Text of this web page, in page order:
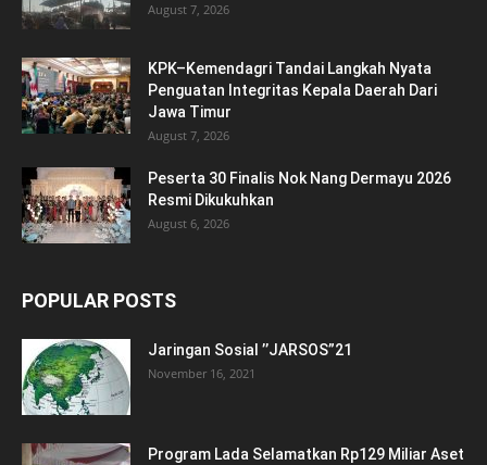
August 7, 2026
KPK–Kemendagri Tandai Langkah Nyata
Penguatan Integritas Kepala Daerah Dari
Jawa Timur
August 7, 2026
Peserta 30 Finalis Nok Nang Dermayu 2026
Resmi Dikukuhkan
August 6, 2026
POPULAR POSTS
Jaringan Sosial ’’JARSOS”21
November 16, 2021
Program Lada Selamatkan Rp129 Miliar Aset